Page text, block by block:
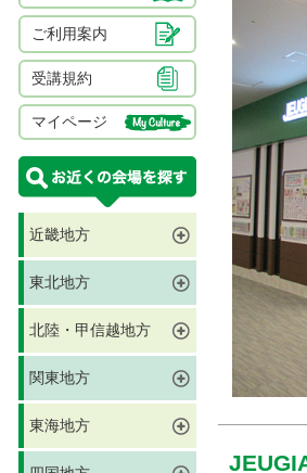
ご利用案内
受講規約
マイページ
近畿地方
東北地方
北陸・甲信越地方
関東地方
東海地方